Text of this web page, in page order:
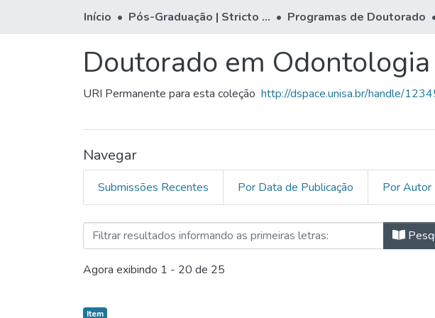
Início Pós-Graduação | Stricto Sensu Programas de Doutorado
Doutorado em Odontologia
URI Permanente para esta coleção http://dspace.unisa.br/handle/
Navegar
Submissões Recentes Por Data de Publicação Por Autor
Navegando Doutorado em Odontologia
Agora exibindo 1 - 20 de 25
Item